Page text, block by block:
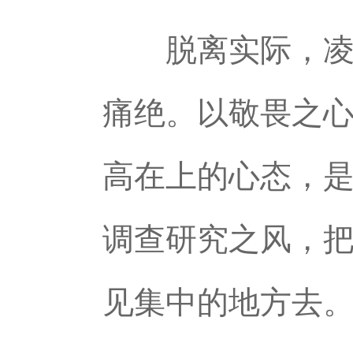
脱离实际，凌
痛绝。以敬畏之
高在上的心态，
调查研究之风，
见集中的地方去